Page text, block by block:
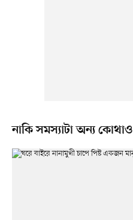
নাকি সমস্যাটা অন্য কোথাও